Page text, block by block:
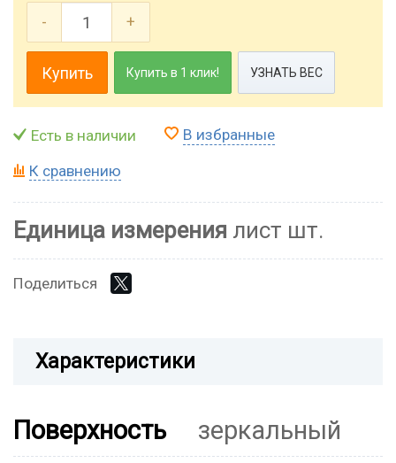
- +
Купить Купить в 1 клик! УЗНАТЬ ВЕС
Есть в наличии В избранные
К сравнению
Единица измерения лист шт.
Поделиться
Характеристики
Поверхность
зеркальный